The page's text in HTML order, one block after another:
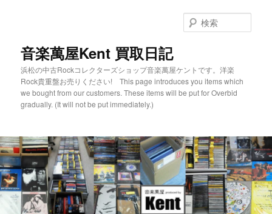
音楽萬屋Kent 買取日記
浜松の中古Rockコレクターズショップ音楽萬屋ケントです。洋楽
Rock貴重盤お売りください! This page introduces you items which
we bought from our customers. These items will be put for Overbid
gradually. (It will not be put immediately.)
索